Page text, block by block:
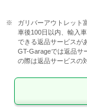
ガリバーアウトレット
車後100日以内、輸入
できる返品サービスが
GT-Garageでは返品サ
の際は返品サービスの